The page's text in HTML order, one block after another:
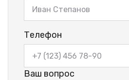
Телефон
Ваш вопрос